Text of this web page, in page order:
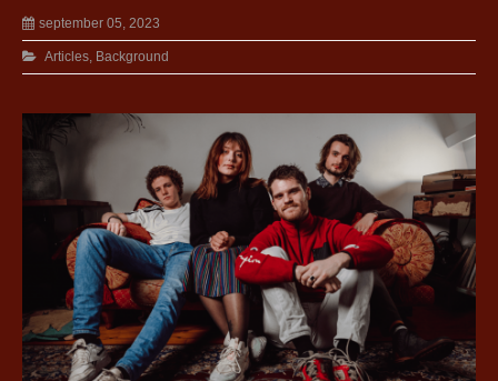
september 05, 2023
Articles, Background